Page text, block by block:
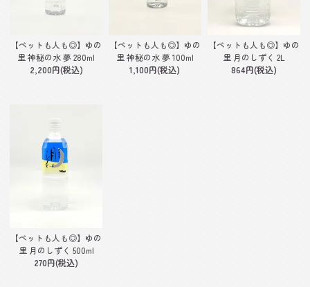
【ペットも人も◎】ゆの
里 神秘の水 夢 280ml
2,200円(税込)
【ペットも人も◎】ゆの
里 神秘の水 夢 100ml
1,100円(税込)
【ペットも人も◎】ゆの
里 月のしずく 2L
864円(税込)
【ペットも人も◎】ゆの
里 月のしずく 500ml
270円(税込)